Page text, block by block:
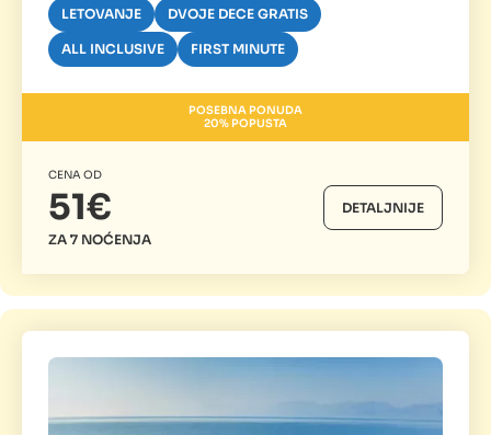
LETOVANJE DVOJE DECE GRATIS
ALL INCLUSIVE FIRST MINUTE
POSEBNA PONUDA
20% POPUSTA
CENA OD
51€
ZA 7 NOĆENJA
DETALJNIJE